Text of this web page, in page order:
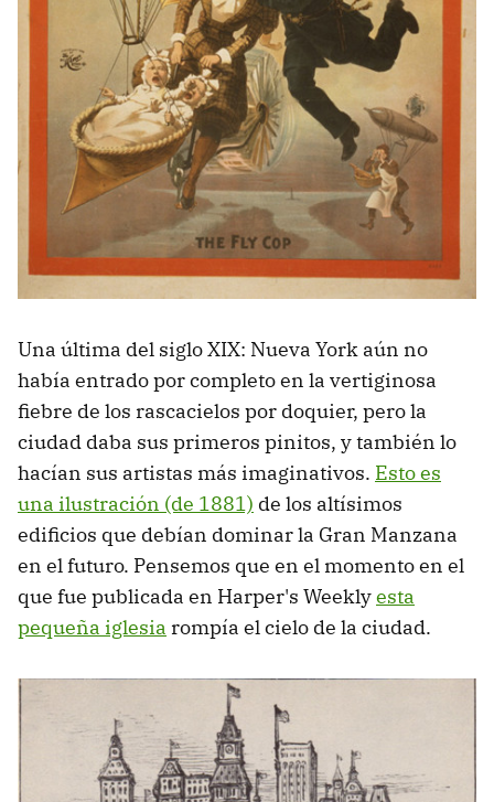
Una última del siglo XIX: Nueva York aún no
había entrado por completo en la vertiginosa
fiebre de los rascacielos por doquier, pero la
ciudad daba sus primeros pinitos, y también lo
hacían sus artistas más imaginativos. Esto es
una ilustración (de 1881) de los altísimos
edificios que debían dominar la Gran Manzana
en el futuro. Pensemos que en el momento en el
que fue publicada en Harper's Weeklyesta
pequeña iglesia rompía el cielo de la ciudad.